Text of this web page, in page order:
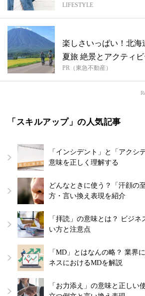
LIFESTYLE
楽しさいっぱい！北海
夏旅 絶景とアクティ
東...
PR（東急不動産）
「スキルアップ」の人気記事
「インシデント」と「アクシ
意味を正しく理解する
どんなときに使う？「汗顔の
方・言い換え表現を紹介
「拝読」の意味とは？ ビジ
い方と注意点
「MD」とはなんの略？ 業界
ネスにおけるMDを解説
「お力添え」の意味と正しい